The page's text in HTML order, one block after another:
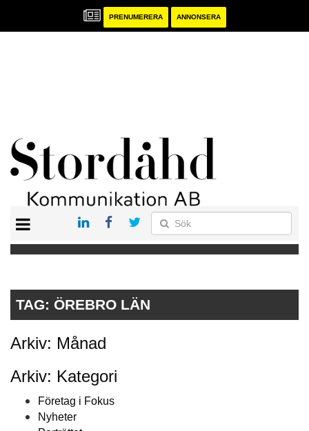
PRENUMERERA ANNONSERA
PUBLIKATIONER
TAG: ÖREBRO LÄN
Arkiv: Månad
Arkiv: Kategori
Företag i Fokus
Nyheter